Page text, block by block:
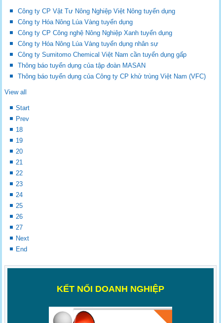
Công ty CP Vật Tư Nông Nghiệp Việt Nông tuyển dụng
Công ty Hóa Nông Lúa Vàng tuyển dụng
Công ty CP Công nghệ Nông Nghiệp Xanh tuyển dụng
Công ty Hóa Nông Lúa Vàng tuyển dụng nhân sự
Công ty Sumitomo Chemical Việt Nam cần tuyển dụng gấp
Thông báo tuyển dụng của tập đoàn MASAN
Thông báo tuyển dụng của Công ty CP khử trùng Việt Nam (VFC)
View all
Start
Prev
18
19
20
21
22
23
24
25
26
27
Next
End
KẾT NỐI DOANH NGHIỆP